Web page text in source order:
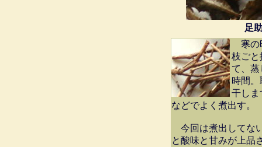
足
寒の
枝ごと
て、
時間
干しま
などでよく煮出す。
今回は煮出してな
と酸味と甘みが上品